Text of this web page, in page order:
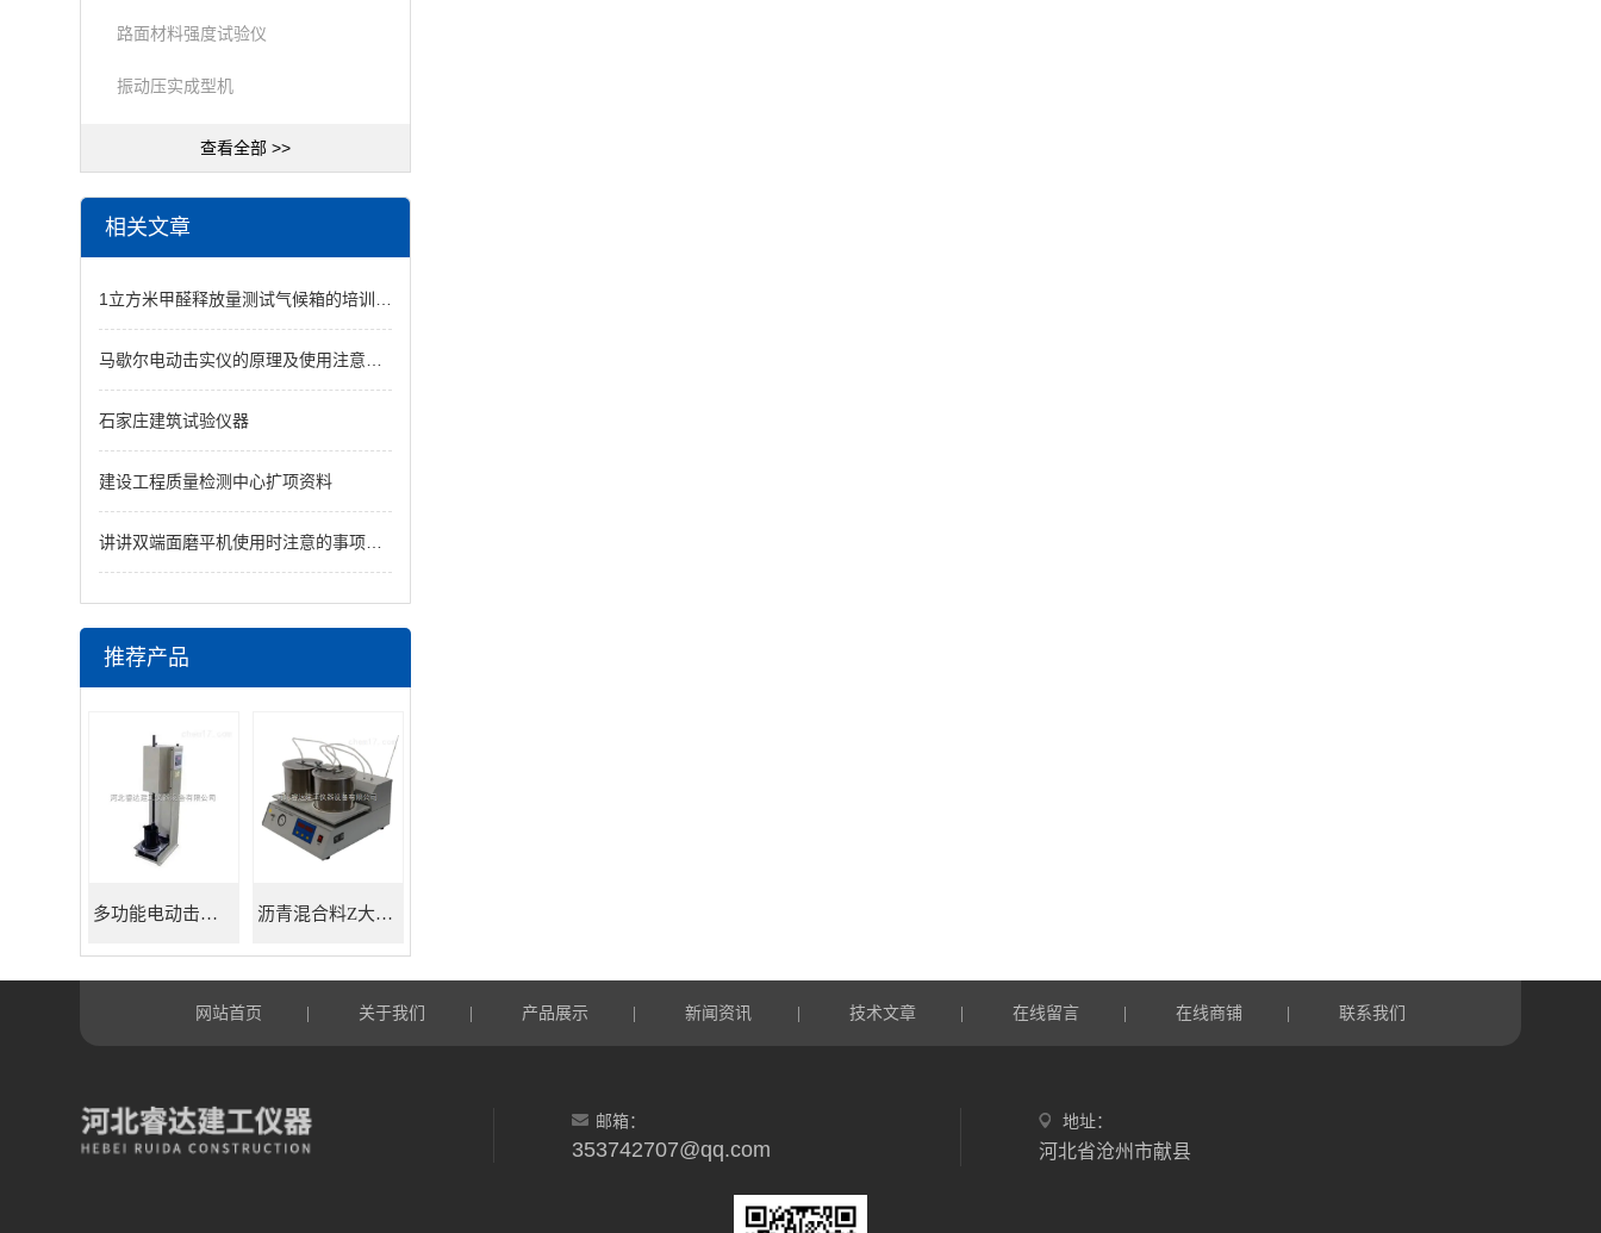
路面材料强度试验仪
振动压实成型机
查看全部 >>
相关文章
1立方米甲醛释放量测试气候箱的培训方案
马歇尔电动击实仪的原理及使用注意事项，看完你会感到原来是这样！
石家庄建筑试验仪器
建设工程质量检测中心扩项资料
讲讲双端面磨平机使用时注意的事项和维护保养
推荐产品
多功能电动击实仪 沥青混合料Z大理论相对密度仪
网站首页 关于我们 产品展示 新闻资讯 技术文章 在线留言 在线商铺 联系我们
邮箱：
353742707@qq.com
地址：
河北省沧州市献县